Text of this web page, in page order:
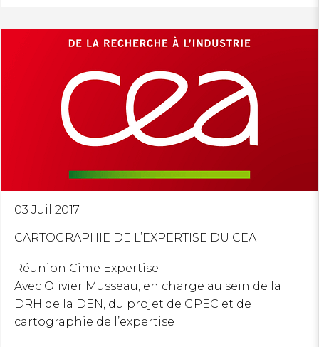
03 Juil 2017
CARTOGRAPHIE DE L’EXPERTISE DU CEA
Réunion Cime Expertise
Avec Olivier Musseau, en charge au sein de la
DRH de la DEN, du projet de GPEC et de
cartographie de l’expertise